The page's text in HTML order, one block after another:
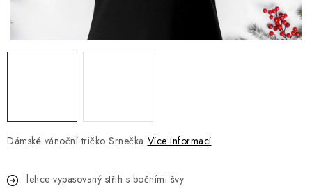
Hodnocení obchodu
Obchodní podmínky
Dámské vánoční tričko Srnečka Více informací
lehce vypasovaný střih s bočními švy